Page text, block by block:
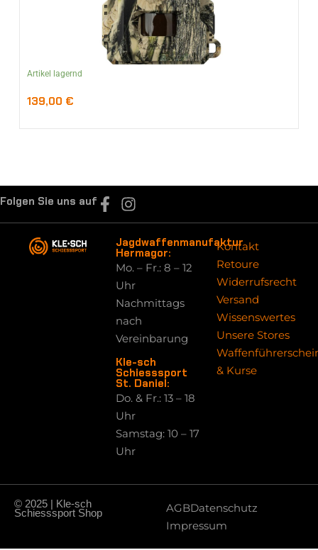
Artikel lagernd
139,00 €
Folgen Sie uns auf
Jagdwaffenmanufaktur
Hermagor:
Mo. – Fr.: 8 – 12
Uhr
Nachmittags
nach
Vereinbarung
Kle-sch
Schiesssport
St. Daniel:
Do. & Fr.: 13 – 18
Uhr
Samstag: 10 – 17
Uhr
Kontakt
Retoure
Widerrufsrecht
Versand
Wissenswertes
Unsere Stores
& Kurse
© 2025 | Kle-sch
Schiesssport Shop AGBDatenschutz
Impressum